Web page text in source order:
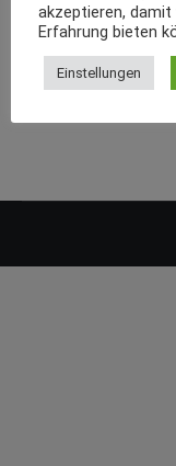
akzeptieren,
Erfahrung bieten
Einstellungen